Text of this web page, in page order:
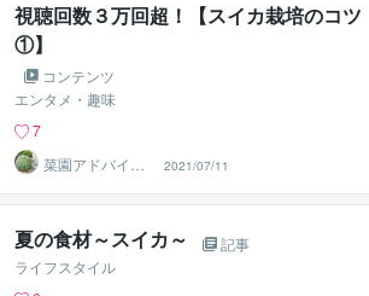
視聴回数３万回超！【スイカ栽培のコツ
①】
コンテンツ
エンタメ・趣味
7
菜園アドバイザ
ー あぐりん
2021/07/11
夏の食材～スイカ～
記事
ライフスタイル